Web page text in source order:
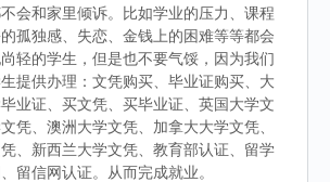
会和家里倾诉。比如学业的压力、课程
孤独感、失恋、金钱上的困难等等都会
轻的学生，但是也不要气馁，因为我们
提供办理：文凭购买、毕业证购买、大
业证、买文凭、买毕业证、英国大学文
凭、澳洲大学文凭、加拿大大学文凭、
、新西兰大学文凭、教育部认证、留学
留信网认证。从而完成就业。